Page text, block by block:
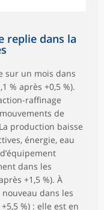
replie dans la
sur un mois dans
% après +0,5 %).
raffinage
de
production baisse
énergie, eau
dans les
+1,5 %). À
dans les
%) : elle est en